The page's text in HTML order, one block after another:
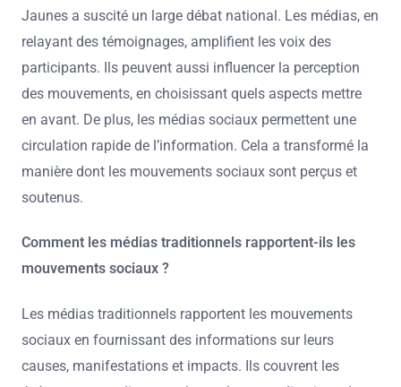
Jaunes a suscité un large débat national. Les médias, en
relayant des témoignages, amplifient les voix des
participants. Ils peuvent aussi influencer la perception
des mouvements, en choisissant quels aspects mettre
en avant. De plus, les médias sociaux permettent une
circulation rapide de l’information. Cela a transformé la
manière dont les mouvements sociaux sont perçus et
soutenus.
Comment les médias traditionnels rapportent-ils les
mouvements sociaux ?
Les médias traditionnels rapportent les mouvements
sociaux en fournissant des informations sur leurs
causes, manifestations et impacts. Ils couvrent les